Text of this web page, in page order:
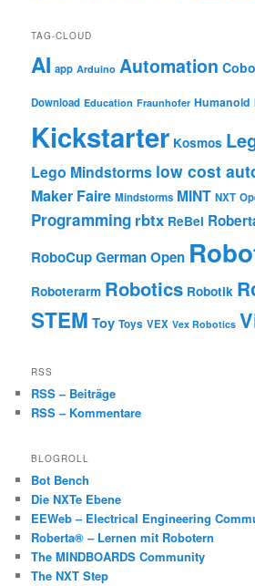
TAG-CLOUD
AI app Arduino Automation
Download Education Fraunhofer Humanoid
Kickstarter Kosmos
Lego Mindstorms low cost
Maker Faire Mindstorms MINT NXT
Programming rbtx ReBel
RoboCup German Open
Roboterarm Robotics Robotik
STEM Toy Toys VEX Vex Robotics
RSS
RSS – Beiträge
RSS – Kommentare
BLOGROLL
Bot Bench
Die NXTe Ebene
EEWeb – Electrical Engineering
Roberta® – Lernen mit Robotern
The MINDBOARDS Community
The NXT Step